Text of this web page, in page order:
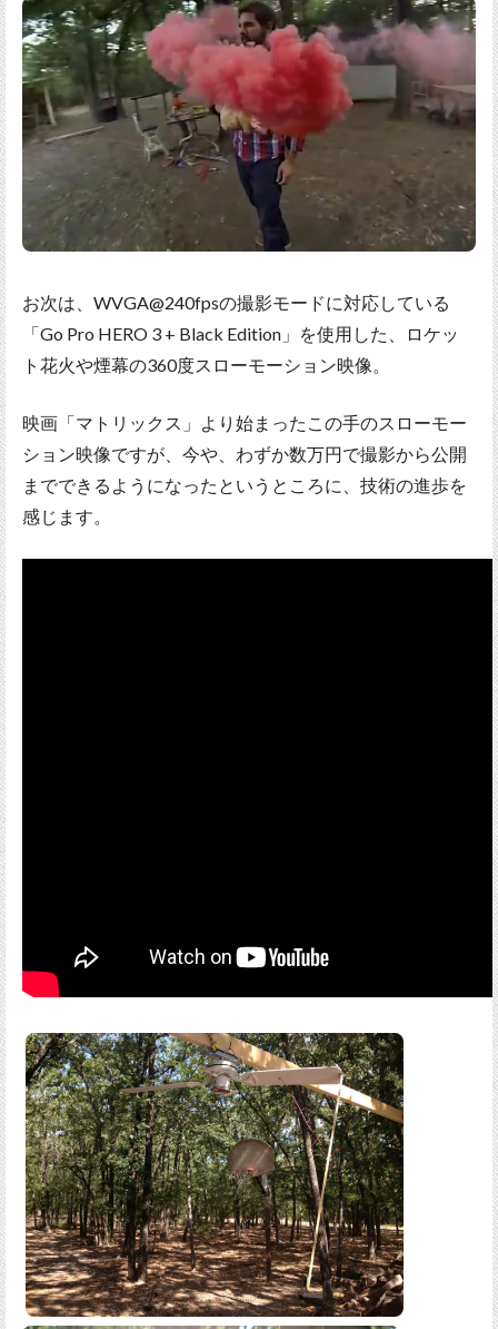
お次は、WVGA@240fpsの撮影モードに対応している
「Go Pro HERO 3 + Black Edition」を使用した、ロケッ
ト花火や煙幕の360度スローモーション映像。
映画「マトリックス」より始まったこの手のスローモー
ション映像ですが、今や、わずか数万円で撮影から公開
までできるようになったというところに、技術の進歩を
感じます。